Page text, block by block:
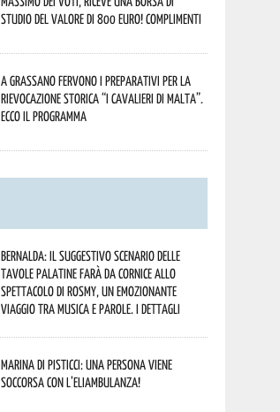
studio del valore di 800 euro! Complimenti
A Grassano fervono i preparativi per la
Rievocazione Storica “I CAVALIERI DI MALTA”.
Ecco il programma
Bernalda: il suggestivo scenario delle
Tavole Palatine farà da cornice allo
spettacolo di Rosmy, un emozionante
viaggio tra musica e parole. I dettagli
Marina di Pisticci: una persona viene
soccorsa con l’eliambulanza!